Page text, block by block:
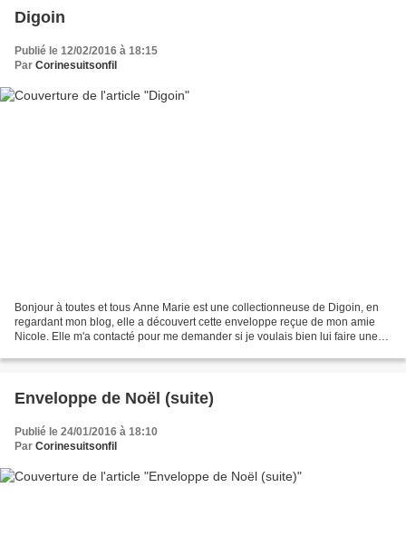
Digoin
Publié le 12/02/2016 à 18:15
Par Corinesuitsonfil
Bonjour à toutes et tous Anne Marie est une collectionneuse de Digoin, en
regardant mon blog, elle a découvert cette enveloppe reçue de mon amie
Nicole. Elle m'a contacté pour me demander si je voulais bien lui faire une
Enveloppe de Noël (suite)
Publié le 24/01/2016 à 18:10
Par Corinesuitsonfil